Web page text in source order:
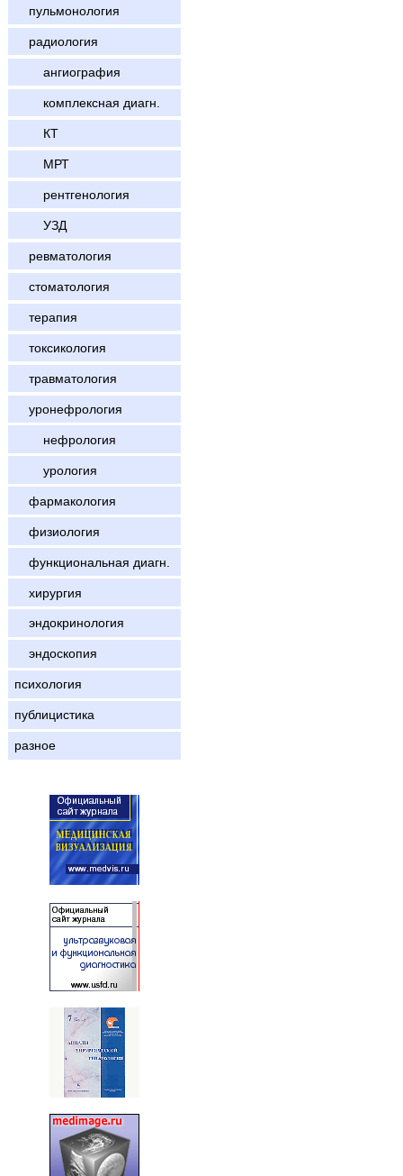
пульмонология
радиология
ангиография
комплексная диагн.
КТ
МРТ
рентгенология
УЗД
ревматология
стоматология
терапия
токсикология
травматология
уронефрология
нефрология
урология
фармакология
физиология
функциональная диагн.
хирургия
эндокринология
эндоскопия
психология
публицистика
разное